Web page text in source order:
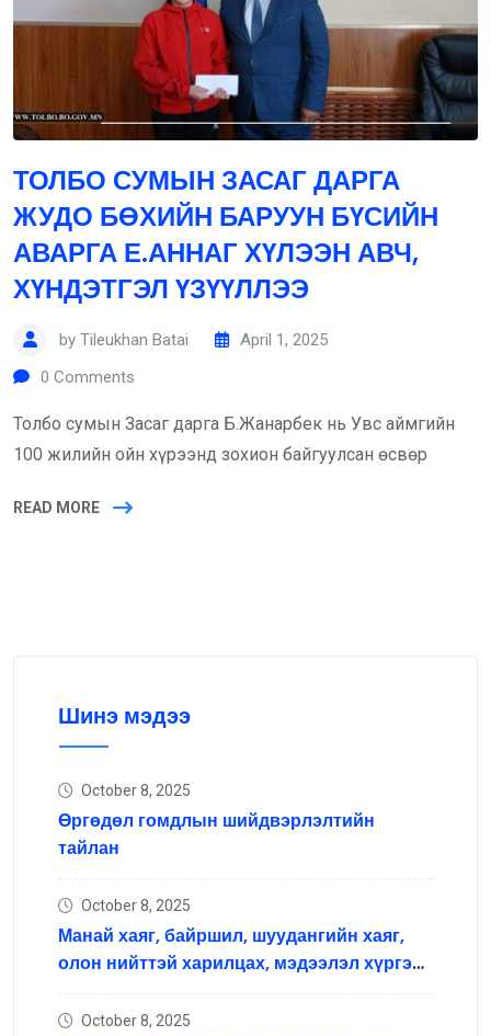
ТОЛБО СУМЫН ЗАСАГ ДАРГА
ЖУДО БӨХИЙН БАРУУН БҮСИЙН
АВАРГА Е.АННАГ ХҮЛЭЭН АВЧ,
ХҮНДЭТГЭЛ ҮЗҮҮЛЛЭЭ
by Tileukhan Batai
April 1, 2025
0 Comments
Толбо сумын Засаг дарга Б.Жанарбек нь Увс аймгийн
100 жилийн ойн хүрээнд зохион байгуулсан өсвөр
READ MORE
Шинэ мэдээ
October 8, 2025
Өргөдөл гомдлын шийдвэрлэлтийн
тайлан
October 8, 2025
Манай хаяг, байршил, шуудангийн хаяг,
олон нийттэй харилцах, мэдээлэл хүргэх
October 8, 2025